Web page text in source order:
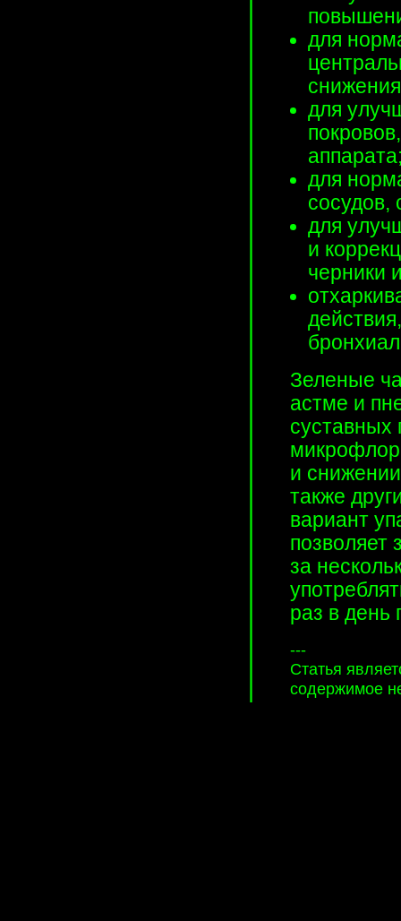
для
для
для
сосудов,
для
и
черники
Зеленые
астме и
суставных
и
также
вариант
позволяет
за
раз в день
---
Статья
содержимое